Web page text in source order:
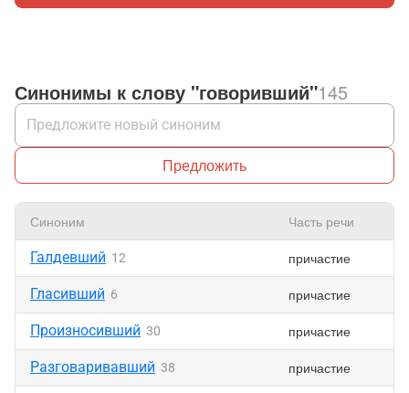
Синонимы к слову "говоривший"145
Предложить
Синоним Часть речи
Галдевший 12 причастие
Гласивший 6 причастие
Произносивший 30 причастие
Разговаривавший 38 причастие